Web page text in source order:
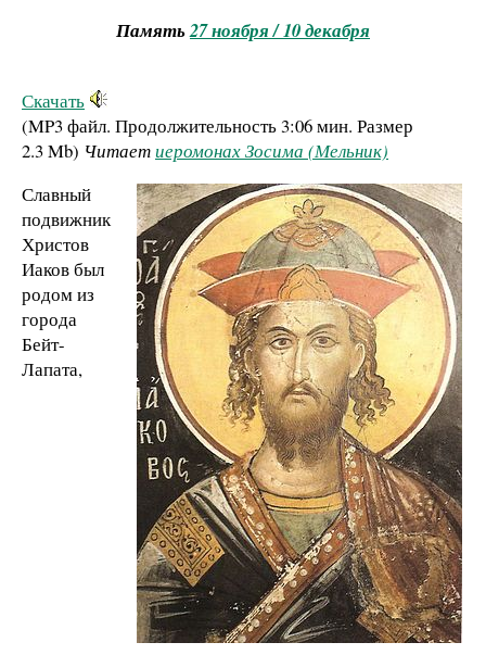
Память27 ноября / 10 декабря
Скачать
(MP3 файл. Продолжительность3:06 мин. Размер
2.3 Mb) Читаетиеромонах Зосима (Мельник)
Славный
подвижник
Христов
Иаков был
родом из
города
Бейт-
Лапата,